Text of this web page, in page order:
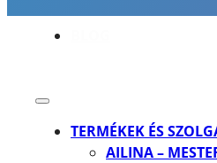
TERMÉKEK ÉS
AILINA –